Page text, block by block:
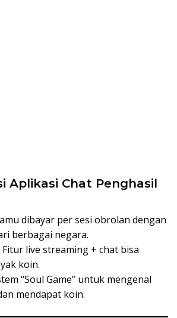
Aplikasi Chat Penghasil
dibayar per sesi obrolan dengan
berbagai negara.
Fitur live streaming + chat bisa
koin.
“Soul Game” untuk mengenal
mendapat koin.